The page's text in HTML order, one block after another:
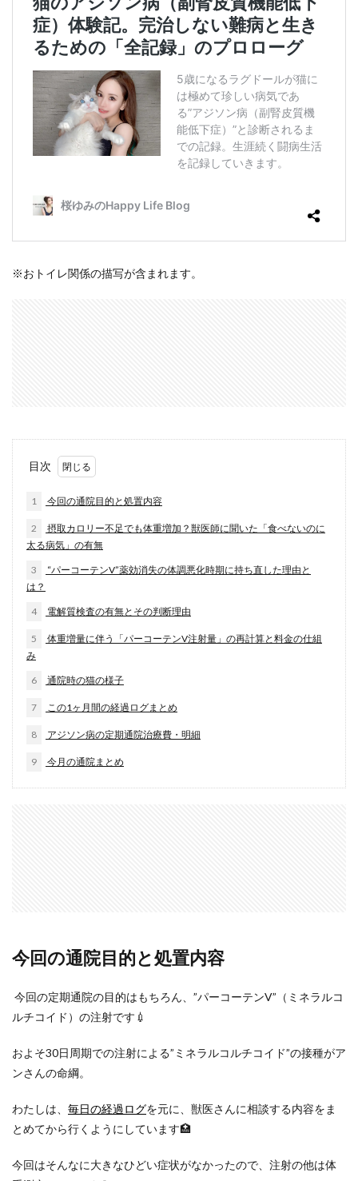
※おトイレ関係の描写が含まれます。
目次
1 今回の通院目的と処置内容
2
摂取カロリー不足でも体重増加？獣医師に聞いた「食べないのに
太る病気」の有無
3
“パーコーテンV”薬効消失の体調悪化時期に持ち直した理由と
は？
4 電解質検査の有無とその判断理由
5
体重増量に伴う「パーコーテンV注射量」の再計算と料金の仕組
み
6 通院時の猫の様子
7 この1ヶ月間の経過ログまとめ
8 アジソン病の定期通院治療費・明細
9 今月の通院まとめ
今回の通院目的と処置内容
今回の定期通院の目的はもちろん、”パーコーテンV”（ミネラルコ
ルチコイド）の注射です💉
およそ30日周期での注射による”ミネラルコルチコイド”の接種がア
ンさんの命綱。
わたしは、 毎日の経過ログを元に、獣医さんに相談する内容をま
とめてから行くようにしています🏥
今回はそんなに大きなひどい症状がなかったので、注射の他は体